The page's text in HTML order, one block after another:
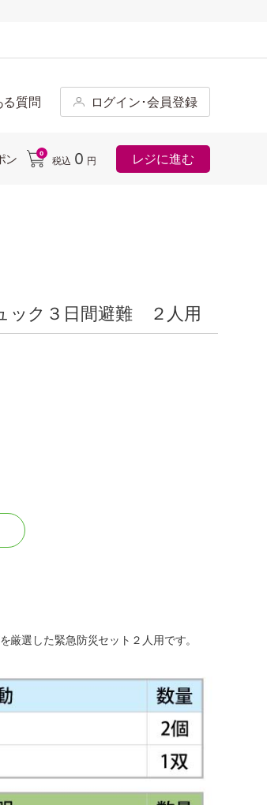
る質問 ログイン･会員登録
ン 0
税込 0 円 レジに進む
ック３日間避難 ２人用
選した緊急防災セット２人用です。